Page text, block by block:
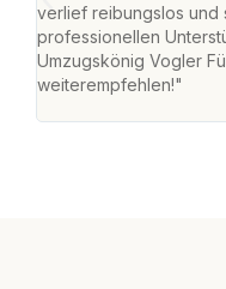
verlief reibungslos und
professionellen
Umzugskönig Vogler
weiterempfehlen!"